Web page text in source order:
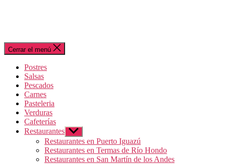
Cerrar el menú
Postres
Salsas
Pescados
Carnes
Pasteleria
Verduras
Cafeterías
Restaurantes Mostrar
el
submenú
Restaurantes en Puerto Iguazú
Restaurantes en Termas de Río Hondo
Restaurantes en San Martín de los Andes